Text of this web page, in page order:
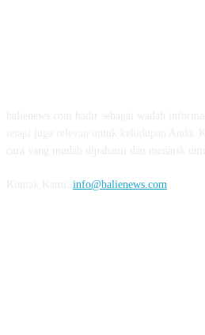
info@balienews.com